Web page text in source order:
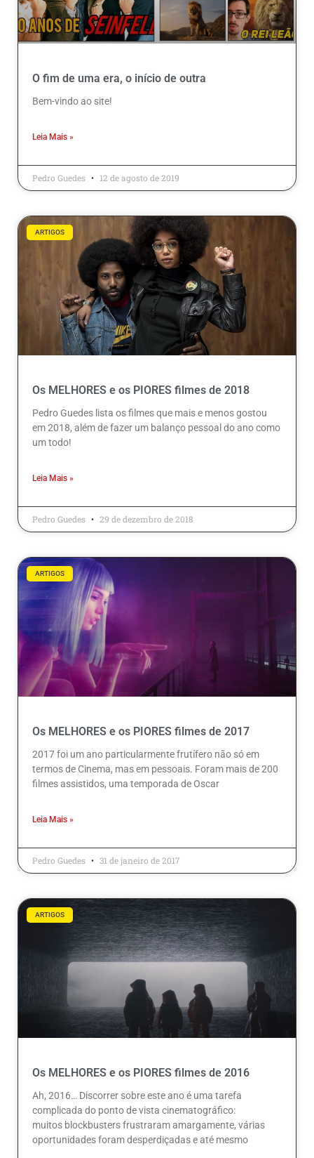
O fim de uma era, o início de outra
Bem-vindo ao site!
Leia Mais »
Pedro Guedes 12 de agosto de 2019
ARTIGOS
Os MELHORES e os PIORES filmes de 2018
Pedro Guedes lista os filmes que mais e menos gostou
em 2018, além de fazer um balanço pessoal do ano como
um todo!
Leia Mais »
Pedro Guedes 29 de dezembro de 2018
ARTIGOS
Os MELHORES e os PIORES filmes de 2017
2017 foi um ano particularmente frutífero não só em
termos de Cinema, mas em pessoais. Foram mais de 200
filmes assistidos, uma temporada de Oscar
Leia Mais »
Pedro Guedes 31 de janeiro de 2017
ARTIGOS
Os MELHORES e os PIORES filmes de 2016
Ah, 2016… Discorrer sobre este ano é uma tarefa
complicada do ponto de vista cinematográfico:
muitos blockbusters frustraram amargamente, várias
oportunidades foram desperdiçadas e até mesmo